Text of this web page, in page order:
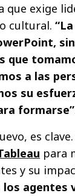
que exige
cultural.
que
a las
su
formarse”
es
para
y su
los agentes